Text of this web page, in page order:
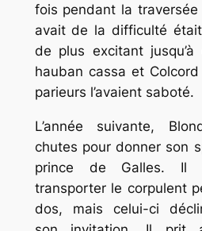
fois pendant la traversée
avait de la difficulté
de plus excitant
hauban cassa et
parieurs l’avaient saboté.
L’année suivante,
chutes pour donner son
prince de Galles. Il
transporter le corpulent
dos, mais celui-ci